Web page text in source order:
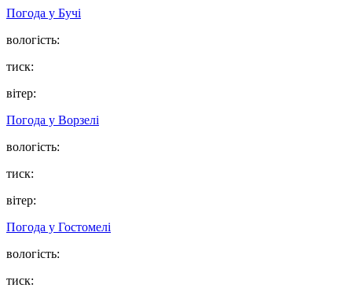
Погода у Бучі
вологість:
тиск:
вітер:
Погода у Ворзелі
вологість:
тиск:
вітер:
Погода у Гостомелі
вологість:
тиск: